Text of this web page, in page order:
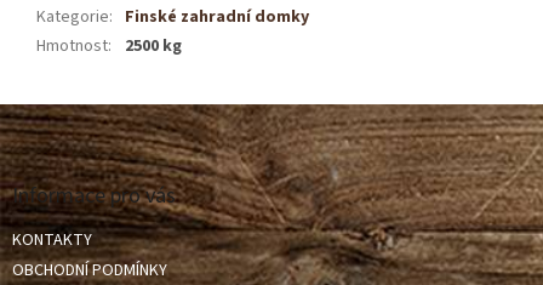
Kategorie: Finské zahradní domky
Hmotnost: 2500 kg
Z
á
p
a
t
í
Informace pro vás
KONTAKTY
OBCHODNÍ PODMÍNKY